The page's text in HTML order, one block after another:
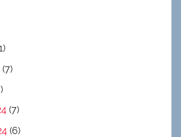
(7)
(7)
(6)